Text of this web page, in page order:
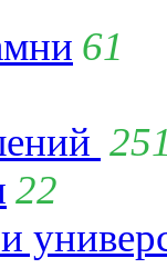
61
22